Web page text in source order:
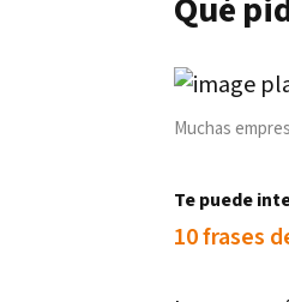
Qué
Muchas
Te puede
10 frases